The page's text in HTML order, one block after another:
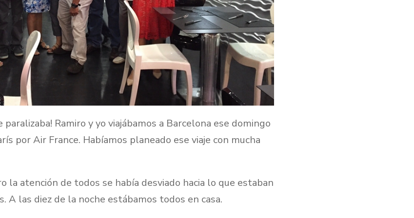
paralizaba! Ramiro y yo viajábamos a Barcelona ese domingo
por Air France. Habíamos planeado ese viaje con mucha
la atención de todos se había desviado hacia lo que estaban
A las diez de la noche estábamos todos en casa.